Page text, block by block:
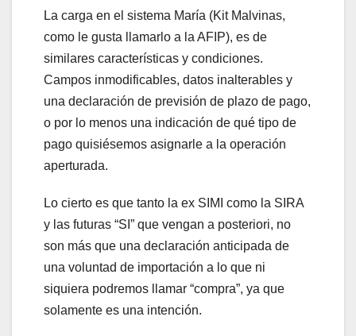
La carga en el sistema María (Kit Malvinas,
como le gusta llamarlo a la AFIP), es de
similares características y condiciones.
Campos inmodificables, datos inalterables y
una declaración de previsión de plazo de pago,
o por lo menos una indicación de qué tipo de
pago quisiésemos asignarle a la operación
aperturada.
Lo cierto es que tanto la ex SIMI como la SIRA
y las futuras “SI” que vengan a posteriori, no
son más que una declaración anticipada de
una voluntad de importación a lo que ni
siquiera podremos llamar “compra”, ya que
solamente es una intención.